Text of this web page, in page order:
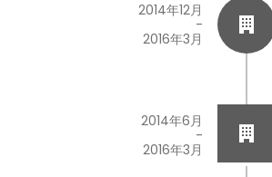
2014年12月
-
2016年3月
2014年6月
-
2016年3月